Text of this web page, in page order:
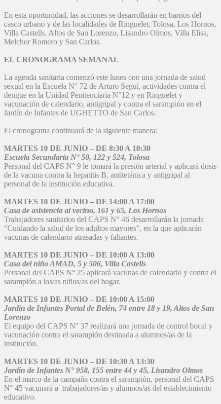
En esta oportunidad, las acciones se desarrollarán en barrios del
casco urbano y de las localidades de Ringuelet, Tolosa, Los Hornos,
Villa Castells, Altos de San Lorenzo, Lisandro Olmos, Villa Elisa,
Melchor Romero y San Carlos.
EL CRONOGRAMA SEMANAL
La agenda sanitaria comenzó este lunes con una jornada de salud
sexual en la Escuela N° 72 de Arturo Seguí, actividades contra el
dengue en la Unidad Penitenciaria N°12 y en Ringuelet y
vacunación de calendario, antigripal y contra el sarampión en el
Jardín de Infantes de UGHETTO de San Carlos.
El cronograma continuará de la siguiente manera:
MARTES 10 DE JUNIO – DE 8:30 A 10:30
Escuela Secundaria N° 50, 122 y 524, Tolosa
Personal del CAPS N° 9 le tomará la presión arterial y aplicará dosis
de la vacuna contra la hepatitis B, antitetánica y antigripal al
personal de la institución educativa.
MARTES 10 DE JUNIO – DE 14:00 A 17:00
Casa de asistencia al vecino, 161 y 65, Los Hornos
Trabajadores sanitarios del CAPS N° 46 desarrollarán la jornada
“Cuidando la salud de los adultos mayores”, en la que aplicarán
vacunas de calendario atrasadas y faltantes.
MARTES 10 DE JUNIO – DE 10:00 A 13:00
Casa del niño AMAD, 5 y 506, Villa Castells
Personal del CAPS N° 25 aplicará vacunas de calendario y contra el
sarampión a los/as niños/as del hogar.
MARTES 10 DE JUNIO – DE 10:00 A 15:00
Jardín de Infantes Portal de Belén, 74 entre 18 y 19, Altos de San
Lorenzo
El equipo del CAPS N° 37 realizará una jornada de control bucal y
vacunación contra el sarampión destinada a alumnos/as de la
institución.
MARTES 10 DE JUNIO – DE 10:30 A 13:30
Jardín de Infantes N° 958, 155 entre 44 y 45, Lisandro Olmos
En el marco de la campaña contra el sarampión, personal del CAPS
N° 45 vacunará a trabajadores/as y alumnos/as del establecimiento
educativo.